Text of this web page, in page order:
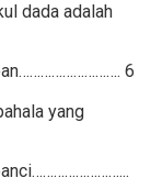
dada adalah
6
yang